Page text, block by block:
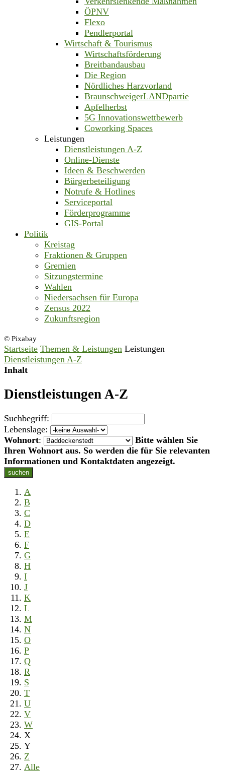
ÖPNV
Flexo
Pendlerportal
Wirtschaft & Tourismus
Wirtschaftsförderung
Breitbandausbau
Die Region
Nördliches Harzvorland
BraunschweigerLANDpartie
Apfelherbst
5G Innovationswettbewerb
Coworking Spaces
Leistungen
Dienstleistungen A-Z
Online-Dienste
Ideen & Beschwerden
Bürgerbeteiligung
Notrufe & Hotlines
Serviceportal
Förderprogramme
GIS-Portal
Politik
Kreistag
Fraktionen & Gruppen
Gremien
Sitzungstermine
Wahlen
Niedersachsen für Europa
Zensus 2022
Zukunftsregion
© Pixabay
Startseite Themen & Leistungen Leistungen
Dienstleistungen A-Z
Inhalt
Dienstleistungen A-Z
Suchbegriff:
Lebenslage:
Wohnort:
Bitte wählen Sie
Ihren Wohnort aus. So werden die für Sie relevanten
Informationen und Kontaktdaten angezeigt.
suchen
A
B
C
D
E
F
G
H
I
J
K
L
M
N
O
P
Q
R
S
T
U
V
W
X
Y
Z
Alle